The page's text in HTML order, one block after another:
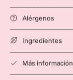
Alérgenos
Ingredientes
Más información